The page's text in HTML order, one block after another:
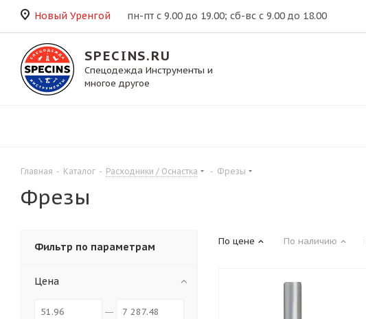
Новый Уренгой пн-пт с 9.00 до 19.00; сб-вс с 9.00 до 18.00
SPECINS.RU
Спецодежда Инструменты и
многое другое
Главная - Каталог - Расходники / Оснастка - Фрезы
Фрезы
По цене По наличию
Фильтр по параметрам
Цена